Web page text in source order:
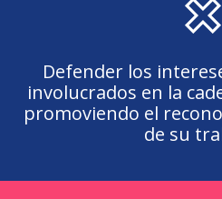
Defender los
involucrados en la
promoviendo el
de su